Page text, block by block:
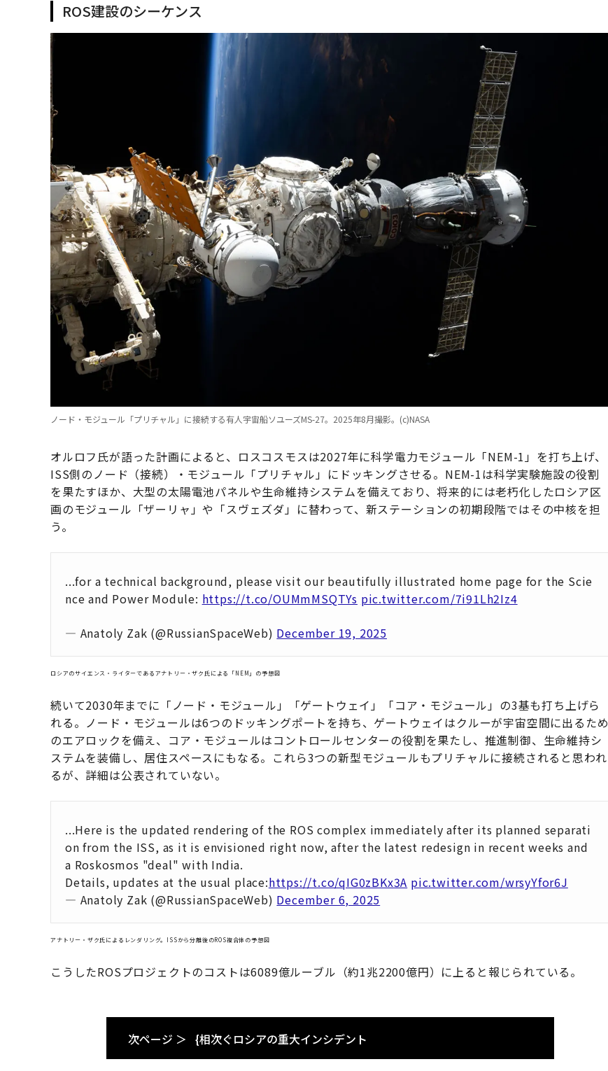
ROS建設のシーケンス
ノード・モジュール「プリチャル」に接続する有人宇宙船ソユーズMS-27。2025年8月撮影。(c)NASA
オルロフ氏が語った計画によると、ロスコスモスは2027年に科学電力モジュール「NEM-1」を打ち上げ、
ISS側のノード（接続）・モジュール「プリチャル」にドッキングさせる。NEM-1は科学実験施設の役割
を果たすほか、大型の太陽電池パネルや生命維持システムを備えており、将来的には老朽化したロシア区
画のモジュール「ザーリャ」や「スヴェズダ」に替わって、新ステーションの初期段階ではその中核を担
う。
...for a technical background, please visit our beautifully illustrated home page for the Scie
nce and Power Module: https://t.co/OUMmMSQTYs pic.twitter.com/7i91Lh2Iz4
— Anatoly Zak (@RussianSpaceWeb) December 19, 2025
ロシアのサイエンス・ライターであるアナトリー・ザク氏による「NEM」の予想図
続いて2030年までに「ノード・モジュール」「ゲートウェイ」「コア・モジュール」の3基も打ち上げら
れる。ノード・モジュールは6つのドッキングポートを持ち、ゲートウェイはクルーが宇宙空間に出るため
のエアロックを備え、コア・モジュールはコントロールセンターの役割を果たし、推進制御、生命維持シ
ステムを装備し、居住スペースにもなる。これら3つの新型モジュールもプリチャルに接続されると思われ
るが、詳細は公表されていない。
...Here is the updated rendering of the ROS complex immediately after its planned separati
on from the ISS, as it is envisioned right now, after the latest redesign in recent weeks and
a Roskosmos "deal" with India.
Details, updates at the usual place:https://t.co/qIG0zBKx3A pic.twitter.com/wrsyYfor6J
— Anatoly Zak (@RussianSpaceWeb) December 6, 2025
アナトリー・ザク氏によるレンダリング。ISSから分離後のROS複合体の予想図
こうしたROSプロジェクトのコストは6089億ルーブル（約1兆2200億円）に上ると報じられている。
次ページ ＞ {相次ぐロシアの重大インシデント